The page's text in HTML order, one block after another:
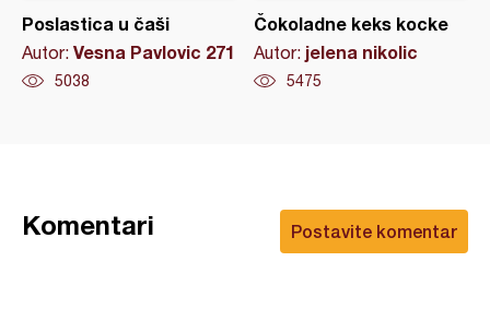
Poslastica u čaši
Autor: Vesna Pavlovic 271
5038
Čokoladne keks kocke
Autor: jelena nikolic
5475
Postavite komentar
Komentari